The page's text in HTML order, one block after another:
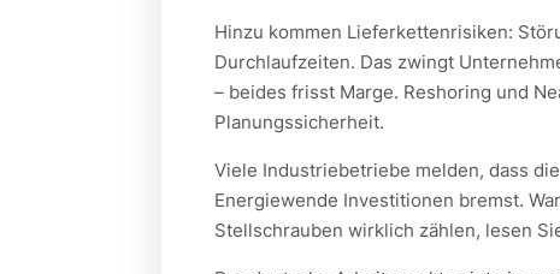
Hinzu kommen Lieferkettenrisiken:
Durchlaufzeiten. Das zwingt
– beides frisst Marge. Reshoring und
Planungssicherheit.
Viele Industriebetriebe melden, dass
Energiewende Investitionen bremst.
Stellschrauben wirklich zählen, lesen